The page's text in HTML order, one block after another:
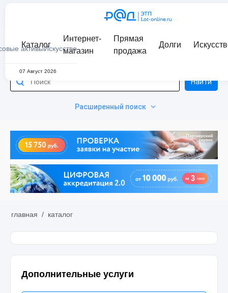
активыИскусство
Каталог
Интернет-
магазин
Прямая
продажа
Долги
07 Август 2026
Расширенный поиск
Найти
главная / каталог
Дополнительные услуги